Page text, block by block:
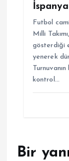
İspanya
Futbol
Milli
gösterdiği
yenerek
kontrol…
Bir